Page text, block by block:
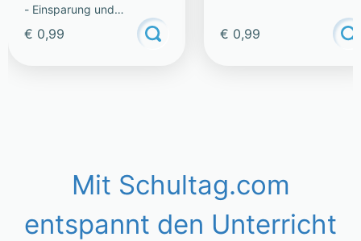
- Einsparung und
Technologie
€ 0,99 € 0,99
Mit Schultag.com
entspannt den Unterricht